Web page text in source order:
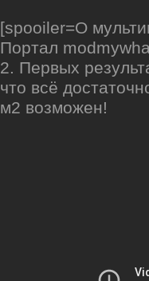
[spooiler=О
Портал
2. Первых
что всё
м2 возможен!